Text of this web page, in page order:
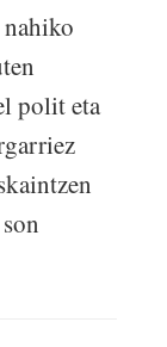
polit eta